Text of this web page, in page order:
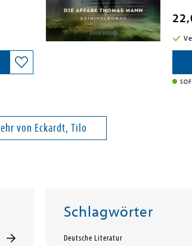
von Eckardt, Tilo
Schlagwörter
Deutsche Literatur